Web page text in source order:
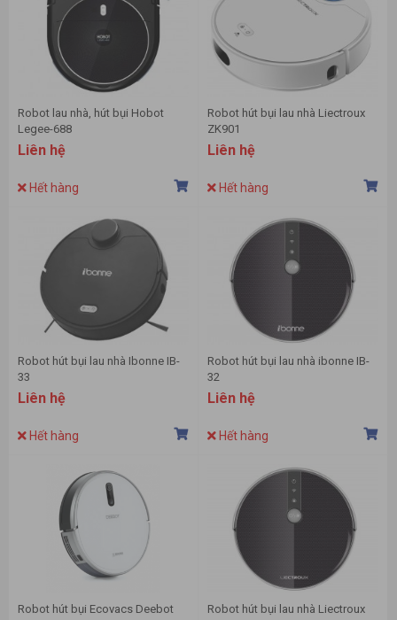
Robot lau nhà, hút bụi Hobot
Legee-688
Liên hệ
Hết hàng
Robot hút bụi lau nhà Liectroux
ZK901
Liên hệ
Hết hàng
Robot hút bụi lau nhà Ibonne IB-
33
Liên hệ
Hết hàng
Robot hút bụi lau nhà ibonne IB-
32
Liên hệ
Hết hàng
Robot hút bụi Ecovacs Deebot
Robot hút bụi lau nhà Liectroux